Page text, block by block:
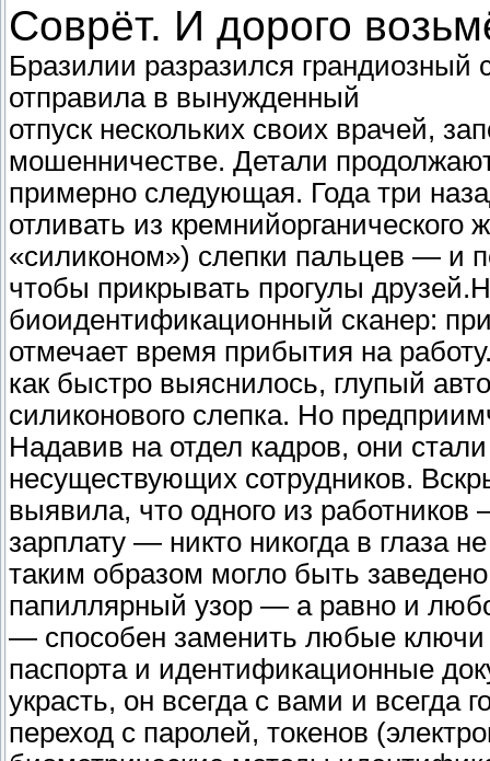
Соврёт. И дорого
Бразилии разразился
отправила в вынужденный
отпуск нескольких своих врачей,
мошенничестве. Детали
примерно следующая. Года три
отливать из
«силиконом») слепки пальцев — и
чтобы прикрывать прогулы
биоидентификационный сканер:
отмечает время прибытия на
как быстро выяснилось, глупый
силиконового слепка. Но
Надавив на отдел кадров, они
несуществующих сотрудников.
выявила, что одного из
зарплату — никто никогда в глаза
таким образом могло быть
папиллярный узор — а равно и
— способен заменить любые ключи
паспорта и идентификационные
украсть, он всегда с вами и всегда
переход с паролей, токенов